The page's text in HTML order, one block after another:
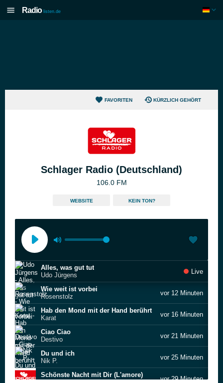
Radio listen.de
FAVORITEN KÜRZLICH GEHÖRT
Schlager Radio (Deutschland)
106.0 FM
WEBSITE KEIN TON?
Alles, was gut tut
Udo Jürgens
Live
Wie weit ist vorbei
Rosenstolz
vor 12 Minuten
Hab den Mond mit der Hand berührt
Karat
vor 16 Minuten
Ciao Ciao
Destivo
vor 21 Minuten
Du und ich
Nik P.
vor 25 Minuten
Schönste Nacht mit Dir (L'amore)
vor 29 Minuten